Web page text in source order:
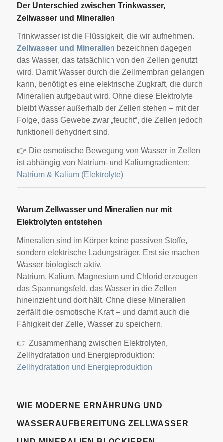
Der Unterschied zwischen Trinkwasser,
Zellwasser und Mineralien
Trinkwasser ist die Flüssigkeit, die wir aufnehmen.
Zellwasser und Mineralien bezeichnen dagegen
das Wasser, das tatsächlich von den Zellen genutzt
wird. Damit Wasser durch die Zellmembran gelangen
kann, benötigt es eine elektrische Zugkraft, die durch
Mineralien aufgebaut wird. Ohne diese Elektrolyte
bleibt Wasser außerhalb der Zellen stehen – mit der
Folge, dass Gewebe zwar „feucht“, die Zellen jedoch
funktionell dehydriert sind.
👉 Die osmotische Bewegung von Wasser in Zellen
ist abhängig von Natrium- und Kaliumgradienten:
Natrium & Kalium (Elektrolyte)
Warum Zellwasser und Mineralien nur mit
Elektrolyten entstehen
Mineralien sind im Körper keine passiven Stoffe,
sondern elektrische Ladungsträger. Erst sie machen
Wasser biologisch aktiv.
Natrium, Kalium, Magnesium und Chlorid erzeugen
das Spannungsfeld, das Wasser in die Zellen
hineinzieht und dort hält. Ohne diese Mineralien
zerfällt die osmotische Kraft – und damit auch die
Fähigkeit der Zelle, Wasser zu speichern.
👉 Zusammenhang zwischen Elektrolyten,
Zellhydratation und Energieproduktion:
Zellhydratation und Energieproduktion
WIE MODERNE ERNÄHRUNG UND
WASSERAUFBEREITUNG ZELLWASSER